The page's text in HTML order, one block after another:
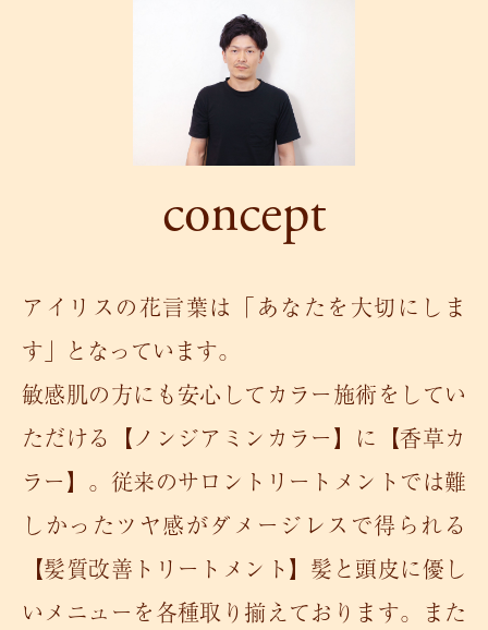
concept
アイリスの花言葉は「あなたを大切にしま
す」となっています。
敏感肌の方にも安心してカラー施術をしてい
ただける【ノンジアミンカラー】に【香草カ
ラー】。従来のサロントリートメントでは難
しかったツヤ感がダメージレスで得られる
【髪質改善トリートメント】髪と頭皮に優し
いメニューを各種取り揃えております。また